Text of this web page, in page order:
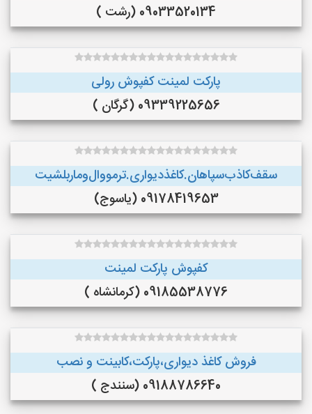
09033520134 (رشت )
پارکت لمینت کفپوش رولی
09339225656 (گرگان )
سقف‌کاذب‌سپاهان‌.کاغذ‌دیواری.ترمووال‌و‌ماربلشیت
09178419653 (یاسوج)
کفپوش پارکت لمینت
09185538776 (کرمانشاه )
فروش کاغذ دیواری،پارکت،کابینت و نصب
09188786640 (سنندج )